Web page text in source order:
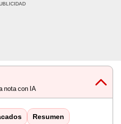
nota con IA
Resumen